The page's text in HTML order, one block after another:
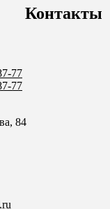
Контакты
77
77
84